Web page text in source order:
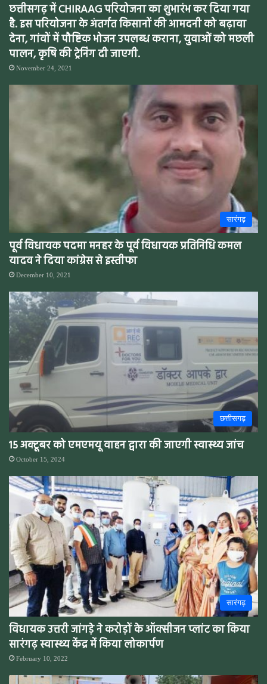
छत्तीसगढ़ में CHIRAAG परियोजना का शुभारंभ कर दिया गया
है. इस परियोजना के अंतर्गत किसानों की आमदनी को बढ़ावा
देना, गांवों में पौष्टिक भोजन उपलब्ध कराना, युवाओं को मछली
पालन, कृषि की ट्रेनिंग दी जाएगी.
November 24, 2021
सारंगढ़
पूर्व विधायक पदमा मनहर के पूर्व विधायक प्रतिनिधि कमल
यादव ने दिया कांग्रेस से इस्तीफा
December 10, 2021
छत्तीसगढ़
15 अक्टूबर को एमएमयू वाहन द्वारा की जाएगी स्वास्थ्य जांच
October 15, 2024
सारंगढ़
विधायक उत्तरी जांगड़े ने करोड़ों के ऑक्सीजन प्लांट का किया
सारंगढ़ स्वास्थ्य केंद्र में किया लोकार्पण
February 10, 2022